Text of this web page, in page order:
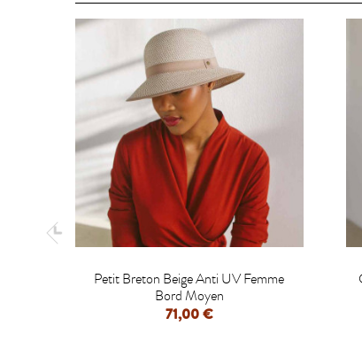

Petit Breton Beige Anti UV Femme
Bord Moyen
71,00 €
APERÇU RAPIDE